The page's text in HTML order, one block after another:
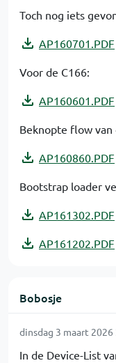
Toch nog iets
AP160701.PDF
Voor de C166:
AP160601.PDF
Beknopte flow van
AP160860.PDF
Bootstrap loader
AP161302.PDF
AP161202.PDF
Bobosje
dinsdag 3 maart 2026
In de Device-List